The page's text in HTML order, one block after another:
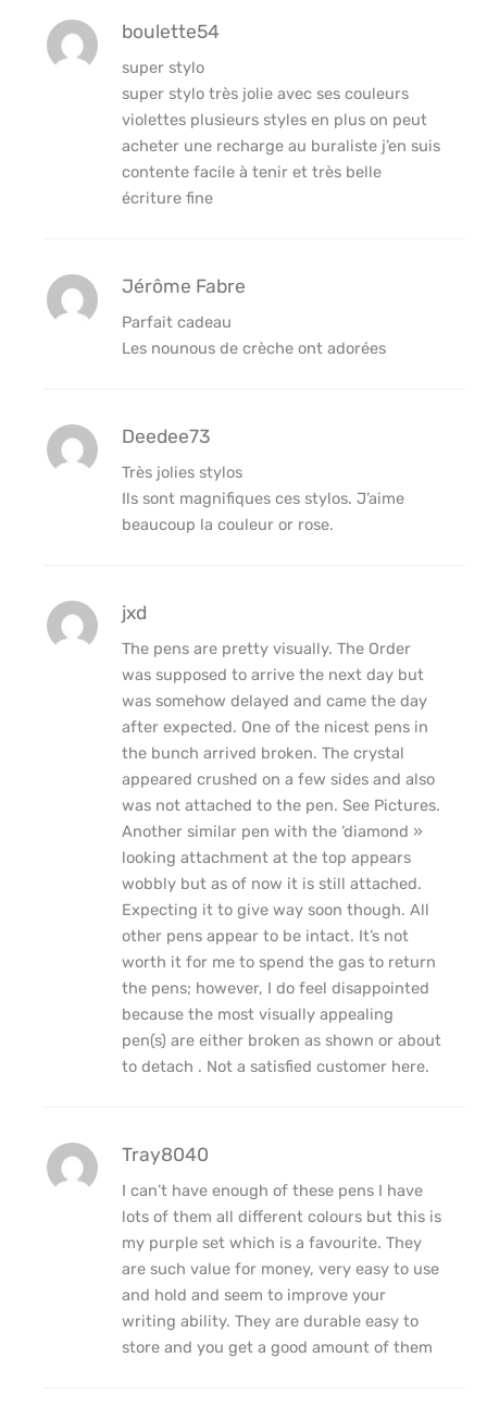
boulette54
super stylo
super stylo très jolie avec ses couleurs
violettes plusieurs styles en plus on peut
acheter une recharge au buraliste j’en suis
contente facile à tenir et très belle
écriture fine
Jérôme Fabre
Parfait cadeau
Les nounous de crèche ont adorées
Deedee73
Très jolies stylos
Ils sont magnifiques ces stylos. J’aime
beaucoup la couleur or rose.
jxd
The pens are pretty visually. The Order
was supposed to arrive the next day but
was somehow delayed and came the day
after expected. One of the nicest pens in
the bunch arrived broken. The crystal
appeared crushed on a few sides and also
was not attached to the pen. See Pictures.
Another similar pen with the ‘diamond »
looking attachment at the top appears
wobbly but as of now it is still attached.
Expecting it to give way soon though. All
other pens appear to be intact. It’s not
worth it for me to spend the gas to return
the pens; however, I do feel disappointed
because the most visually appealing
pen(s) are either broken as shown or about
to detach . Not a satisfied customer here.
Tray8040
I can’t have enough of these pens I have
lots of them all different colours but this is
my purple set which is a favourite. They
are such value for money, very easy to use
and hold and seem to improve your
writing ability. They are durable easy to
store and you get a good amount of them